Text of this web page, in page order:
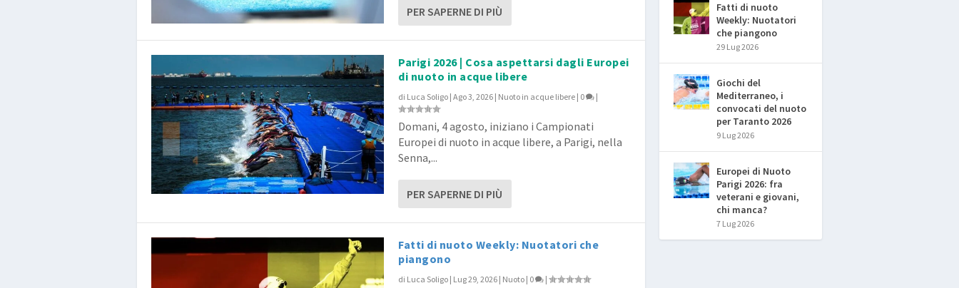
PER SAPERNE DI PIÙ
Parigi 2026 | Cosa aspettarsi dagli Europei
di nuoto in acque libere
di Luca Soligo | Ago 3, 2026 | Nuoto in acque libere | 0 |
Domani, 4 agosto, iniziano i Campionati
Europei di nuoto in acque libere, a Parigi, nella
Senna,...
PER SAPERNE DI PIÙ
Fatti di nuoto Weekly: Nuotatori che
piangono
di Luca Soligo | Lug 29, 2026 | Nuoto | 0 |
Fatti di nuoto
Weekly: Nuotatori
che piangono
29 Lug 2026
Giochi del
Mediterraneo, i
convocati del nuoto
per Taranto 2026
9 Lug 2026
Europei di Nuoto
Parigi 2026: fra
veterani e giovani,
chi manca?
7 Lug 2026